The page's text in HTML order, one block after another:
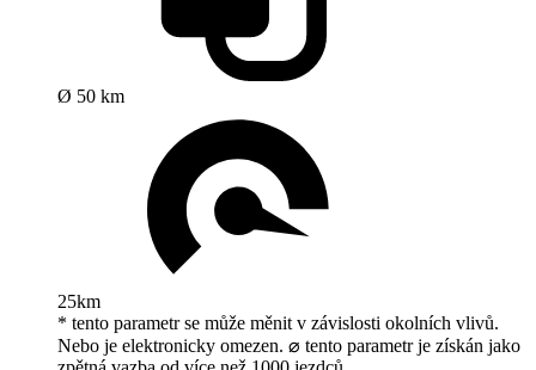
Ø 50 km
25km
* tento parametr se může měnit v závislosti okolních vlivů.
Nebo je elektronicky omezen. ⌀ tento parametr je získán jako